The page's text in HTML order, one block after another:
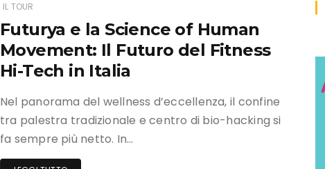
News ed eventi
Marketing
IL TOUR
Futurya e la Science of Human
Movement: Il Futuro del Fitness
Hi-Tech in Italia
Nel panorama del wellness d’eccellenza, il confine
tra palestra tradizionale e centro di bio-hacking si
fa sempre più netto. In…